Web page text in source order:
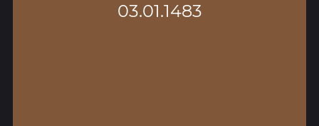
03.01.1483